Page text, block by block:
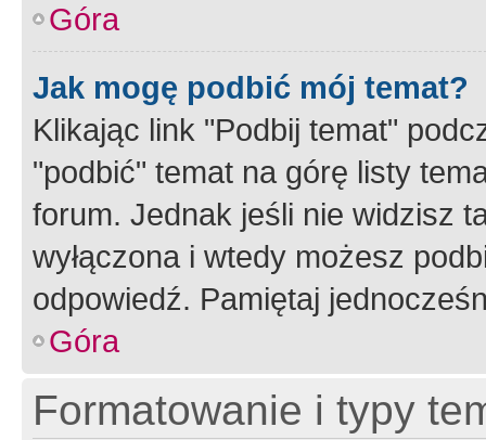
Góra
Jak mogę podbić mój temat?
Klikając link "Podbij temat"
"podbić" temat na górę listy
forum. Jednak jeśli nie widzisz
wyłączona i wtedy możesz
odpowiedź. Pamiętaj
Góra
Formatowanie i typy